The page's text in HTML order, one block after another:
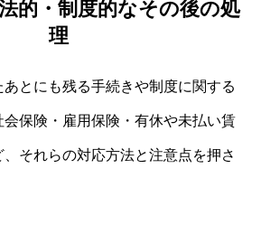
的・制度的なその後の処
理
とにも残る手続きや制度に関する
保険・雇用保険・有休や未払い賃
それらの対応方法と注意点を押さ